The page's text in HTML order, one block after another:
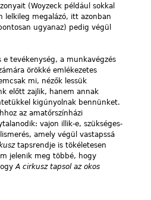
(Woyzeck például sokkal
lelkileg megalázó, itt azonban
ugyanaz) pedig végül
tevékenység, a munkavégzés
örökké emlékezetes
mi, nézők lessük
előtt zajlik, hanem annak
kigúnyolnak bennünket.
az amatőrszínházi
vajon illik-e, szükséges-
amely végül vastapssá
tapsrendje is tökéletesen
jelenik meg többé, hogy
A cirkusz tapsol az okos